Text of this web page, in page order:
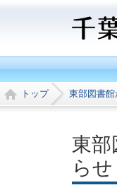
トップ 東部図書
東
らせ